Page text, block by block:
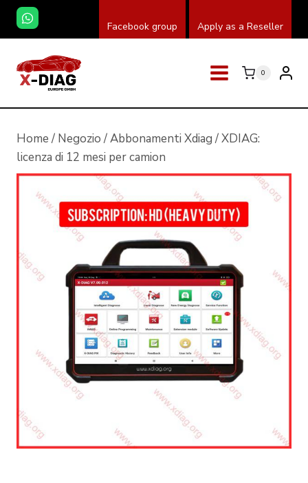
Salta
contenuto
Facebook group Apply as a Reseller
0
Home / Negozio /Abbonamenti Xdiag /XDIAG:
licenza di 12 mesi per camion